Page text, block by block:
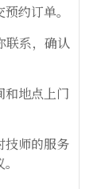
约订单。
联系，确认
和地点上门
技师的服务